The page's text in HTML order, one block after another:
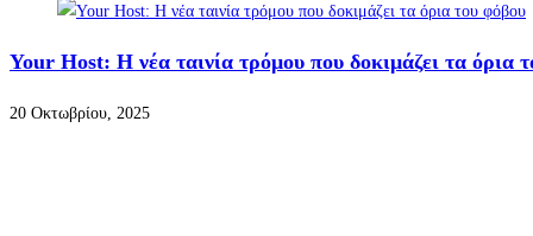
Your Host: Η νέα ταινία τρόμου που δοκιμάζει τα όρια
20 Οκτωβρίου, 2025